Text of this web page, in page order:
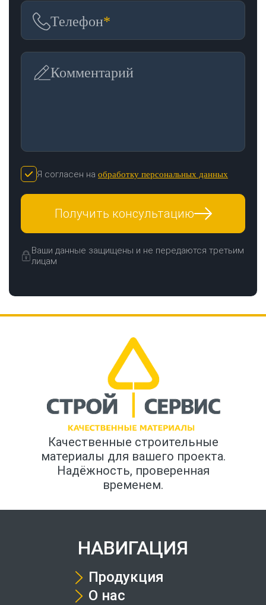
Телефон*
Комментарий
Я согласен на обработку персональных данных
Получить консультацию
Ваши данные защищены и не передаются третьим
лицам
Качественные строительные
материалы для вашего проекта.
Надёжность, проверенная
временем.
НАВИГАЦИЯ
Продукция
О нас